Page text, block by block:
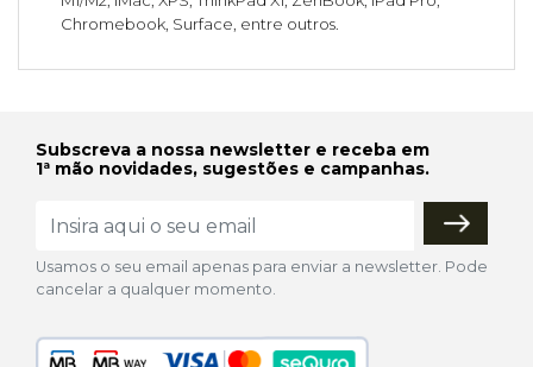
Chromebook, Surface, entre outros.
Subscreva a nossa newsletter e receba em
1ª mão novidades, sugestões e campanhas.
Usamos o seu email apenas para enviar a newsletter. Pode
cancelar a qualquer momento.